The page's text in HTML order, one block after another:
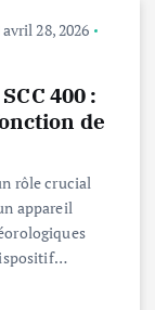
avril 28, 2026
400 :
de
rôle crucial
appareil